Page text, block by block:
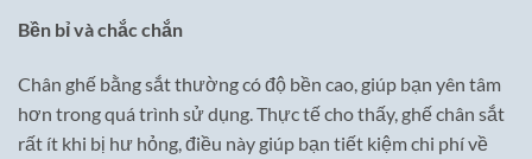
Bền bỉ và chắc chắn
Chân ghế bằng sắt thường có độ bền cao, giúp bạn yên tâm
hơn trong quá trình sử dụng. Thực tế cho thấy, ghế chân sắt
rất ít khi bị hư hỏng, điều này giúp bạn tiết kiệm chi phí về